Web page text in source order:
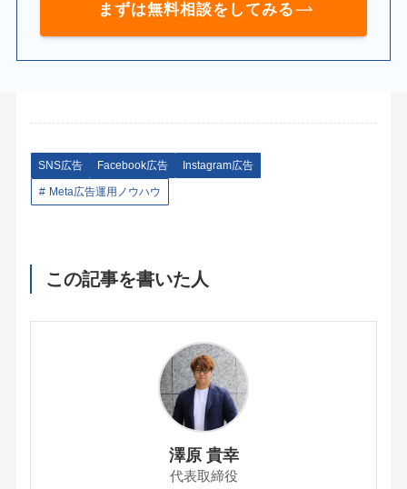
まずは無料相談をしてみる
SNS広告 Facebook広告 Instagram広告
Meta広告運用ノウハウ
この記事を書いた人
澤原 貴幸
代表取締役